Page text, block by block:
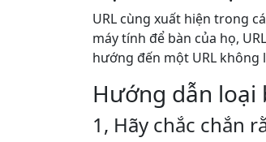
URL cùng xuất hiện trong
máy tính để bàn của họ,
hướng đến một URL không
Hướng dẫn loại
1, Hãy chắc chắn